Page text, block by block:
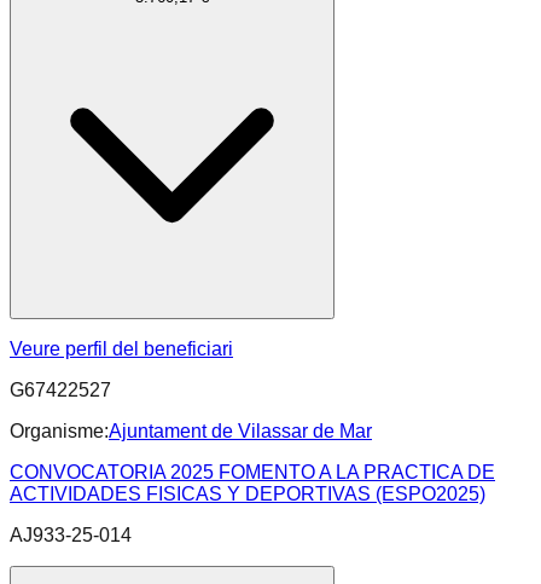
Veure perfil del beneficiari
G67422527
Organisme:Ajuntament de Vilassar de Mar
CONVOCATORIA 2025 FOMENTO A LA PRACTICA DE
ACTIVIDADES FISICAS Y DEPORTIVAS (ESPO2025)
AJ933-25-014